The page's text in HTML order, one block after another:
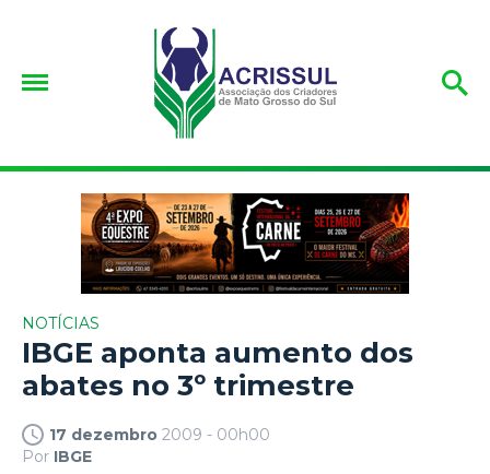
NOTÍCIAS
IBGE aponta aumento dos
abates no 3º trimestre
17 dezembro 2009 - 00h00
Por IBGE